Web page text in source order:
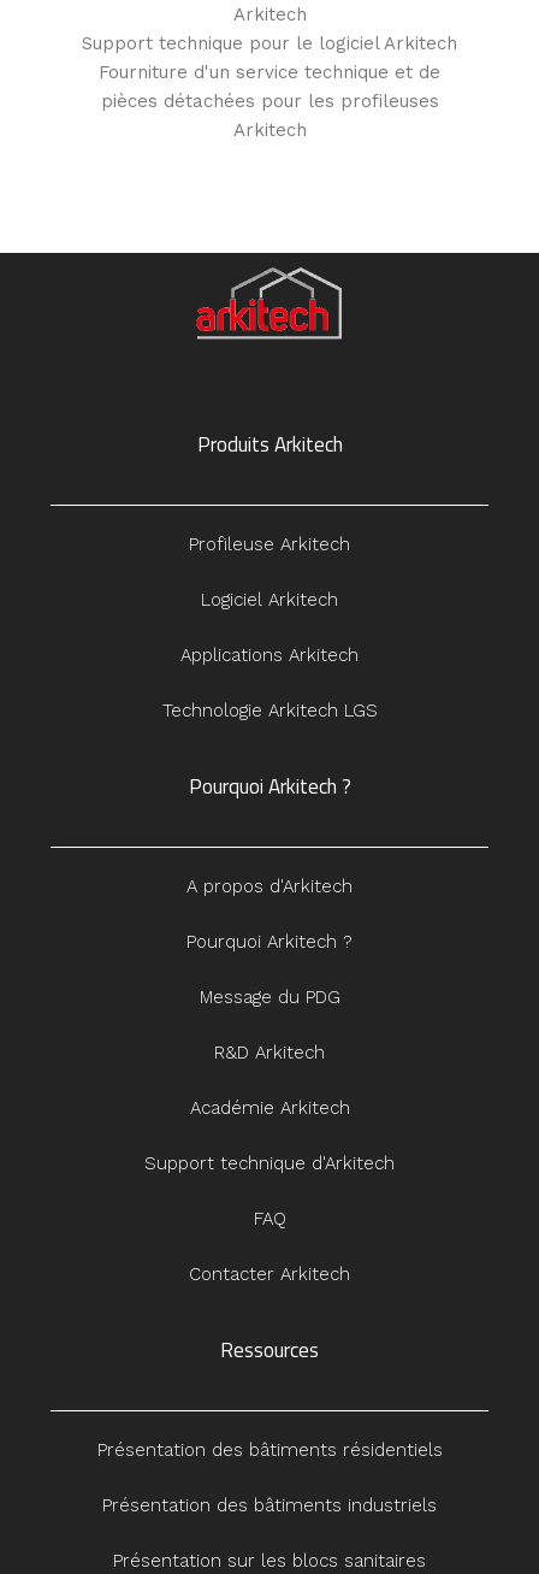
Arkitech
Support technique pour le logiciel Arkitech
Fourniture d'un service technique et de
pièces détachées pour les profileuses
Arkitech
Produits Arkitech
Profileuse Arkitech
Logiciel Arkitech
Applications Arkitech
Technologie Arkitech LGS
Pourquoi Arkitech ?
A propos d'Arkitech
Pourquoi Arkitech ?
Message du PDG
R&D Arkitech
Académie Arkitech
Support technique d'Arkitech
FAQ
Contacter Arkitech
Ressources
Présentation des bâtiments résidentiels
Présentation des bâtiments industriels
Présentation sur les blocs sanitaires